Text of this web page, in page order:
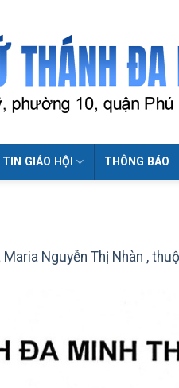
TIN GIÁO HỘI THÔNG BÁO
Maria Nguyễn Thị Nhàn ,